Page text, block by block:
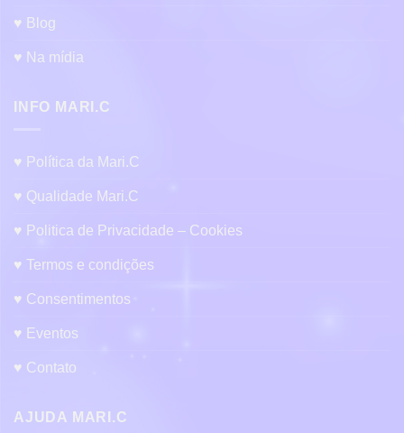
♥ Blog
♥ Na mídia
INFO MARI.C
♥ Política da Mari.C
♥ Qualidade Mari.C
♥ Politica de Privacidade – Cookies
♥ Termos e condições
♥ Consentimentos
♥ Eventos
♥ Contato
AJUDA MARI.C